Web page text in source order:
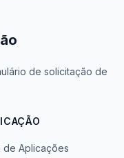
de solicitação de
de Aplicações